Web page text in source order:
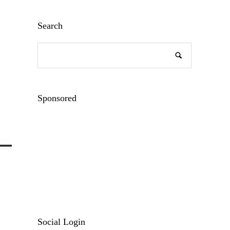
Search
Sponsored
Social Login